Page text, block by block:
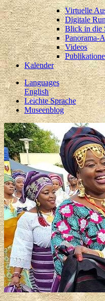
Virtuelle
Digitale
Blick in die
Panorama-
Videos
Kalender
Languages
English
Leichte Sprache
Museenblog